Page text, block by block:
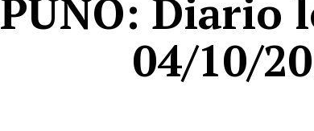
PUNO: Diario
04/10/